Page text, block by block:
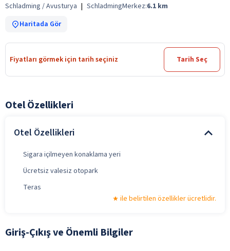
Schladming / Avusturya | SchladmingMerkez:6.1 km
Haritada Gör
Fiyatları görmek için tarih seçiniz Tarih Seç
Otel Özellikleri
Otel Özellikleri
Sigara içilmeyen konaklama yeri
Ücretsiz valesiz otopark
Teras
ile belirtilen özellikler ücretlidir.
Giriş-Çıkış ve Önemli Bilgiler